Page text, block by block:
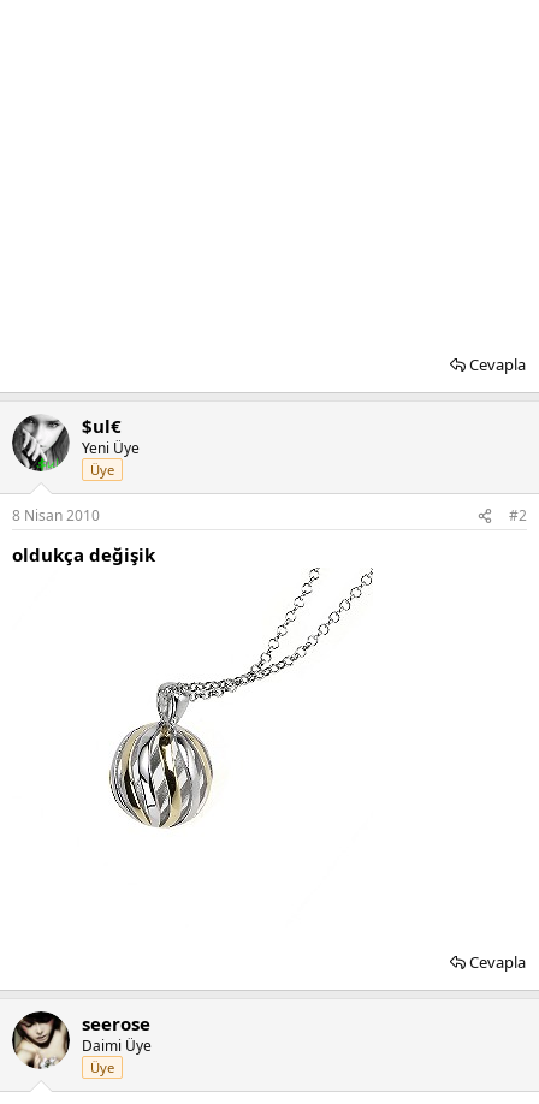
Cevapla
$ul€
Yeni Üye
Üye
8 Nisan 2010 #2
oldukça değişik
Cevapla
seerose
Daimi Üye
Üye